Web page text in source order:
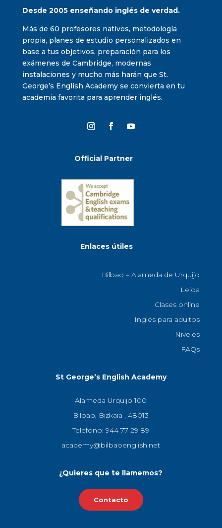
Desde 2005 enseñando inglés de verdad.
Más de 60 profesores nativos, metodología
propia, planes de estudio personalizados en
base a tus objetivos, preparación para los
exámenes de Cambridge, modernas
instalaciones y mucho más harán que St.
George’s English Academy se convierta en tu
academia favorita para aprender inglés.
Official Partner
Enlaces útiles
Bilbao – Alameda de Urquijo
Leioa
Clases online
Inglés para adultos
Niveles
FAQs
St George’s English Academy
Alameda Urquijo 100
Bilbao, Bizkaia , 48013
Telefono: 944 77 29 89
academy@bilbaoenglish.net
¿Quieres que te llamemos?
Contacto